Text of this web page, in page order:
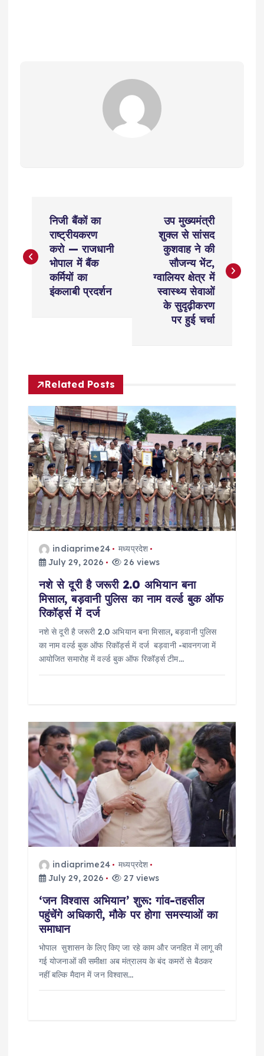
s
v
g
a
t
निजी बैंकों का
राष्ट्रीयकरण
करो — राजधानी
भोपाल में बैंक
कर्मियों का
इंकलाबी प्रदर्शन
उप मुख्यमंत्री
शुक्ल से सांसद
कुशवाह ने की
सौजन्य भेंट,
ग्वालियर क्षेत्र में
स्वास्थ्य सेवाओं
के सुदृढ़ीकरण
पर हुई चर्चा
Related Posts
indiaprime24
मध्यप्रदेश
July 29, 2026
26 views
नशे से दूरी है जरूरी 2.0 अभियान बना
मिसाल, बड़वानी पुलिस का नाम वर्ल्ड बुक ऑफ
रिकॉर्ड्स में दर्ज
नशे से दूरी है जरूरी 2.0 अभियान बना मिसाल, बड़वानी पुलिस
का नाम वर्ल्ड बुक ऑफ रिकॉर्ड्स में दर्ज बड़वानी -बावनगजा में
आयोजित समारोह में वर्ल्ड बुक ऑफ रिकॉर्ड्स टीम…
indiaprime24
मध्यप्रदेश
July 29, 2026
27 views
‘जन विश्वास अभियान’ शुरू: गांव-तहसील
पहुंचेंगे अधिकारी, मौके पर होगा समस्याओं का
समाधान
भोपाल सुशासन के लिए किए जा रहे काम और जनहित में लागू की
गई योजनाओं की समीक्षा अब मंत्रालय के बंद कमरों से बैठकर
नहीं बल्कि मैदान में जन विश्वास…